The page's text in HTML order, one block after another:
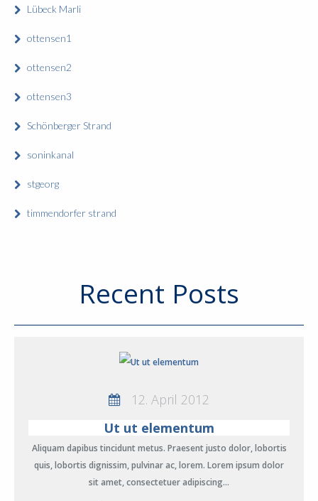
Lübeck Marli
ottensen1
ottensen2
ottensen3
Schönberger Strand
soninkanal
stgeorg
timmendorfer strand
Recent Posts
12. April 2012
Ut ut elementum
Aliquam dapibus tincidunt metus. Praesent justo dolor, lobortis
quis, lobortis dignissim, pulvinar ac, lorem. Lorem ipsum dolor
sit amet, consectetuer adipiscing…